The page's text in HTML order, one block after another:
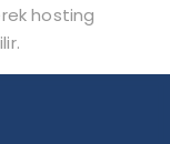
hosting